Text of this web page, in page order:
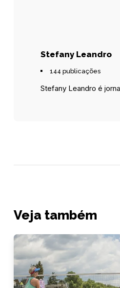
Stefany Leandro
144 publicações
Stefany Leandro é
Veja também